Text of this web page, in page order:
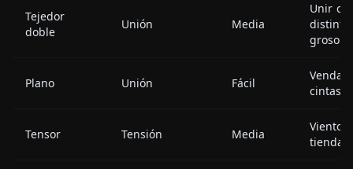
Tejedor
doble
Unión Media
Unir
distinto
grosor
Plano Unión Fácil
cintas
Tensor Tensión Media
tienda,